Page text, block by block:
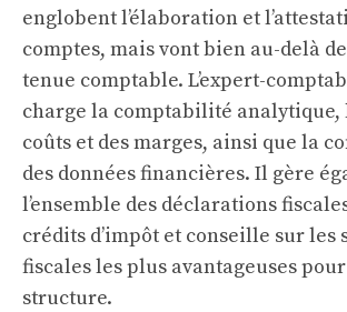
englobent l’élaboration et
comptes, mais vont bien au-delà
tenue comptable. L’expert-
charge la comptabilité analytique,
coûts et des marges, ainsi que la
des données financières. Il gère
l’ensemble des déclarations
crédits d’impôt et conseille sur les
fiscales les plus avantageuses
structure.